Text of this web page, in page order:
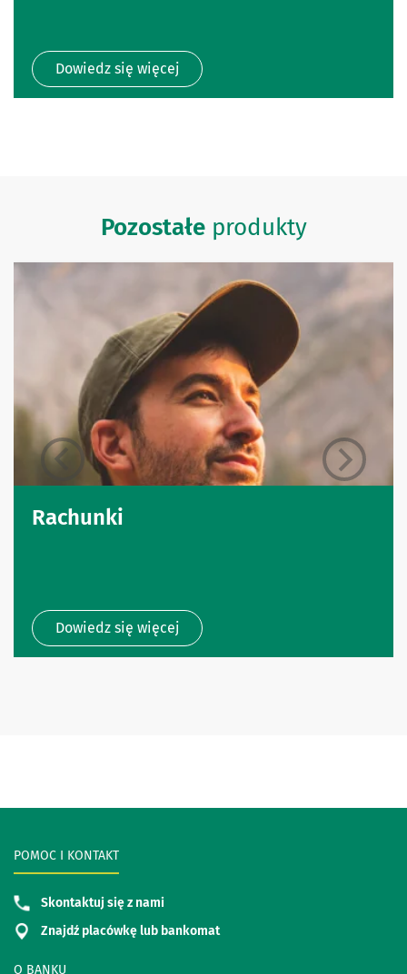
Dowiedz się więcej
Pozostałeprodukty
Rachunki
Dowiedz się więcej
O BANKU
POMOC I KONTAKT
Skontaktuj się z nami
Znajdź placówkę lub bankomat